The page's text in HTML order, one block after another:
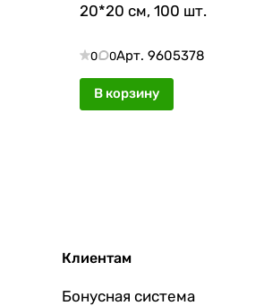
20*20 см, 100 шт.
0 0Арт.9605378
В корзину
Клиентам
Бонусная система